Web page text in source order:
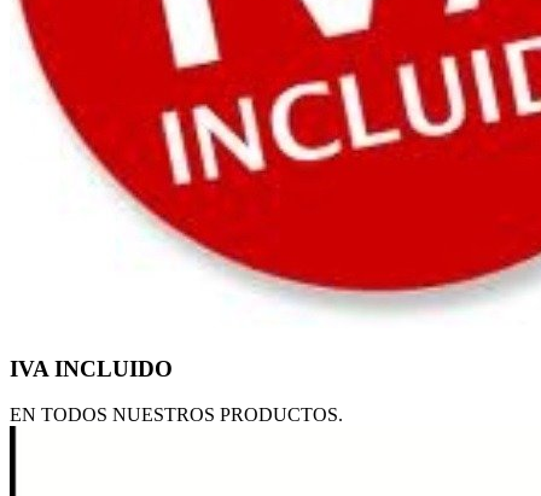
IVA INCLUIDO
EN TODOS NUESTROS PRODUCTOS.